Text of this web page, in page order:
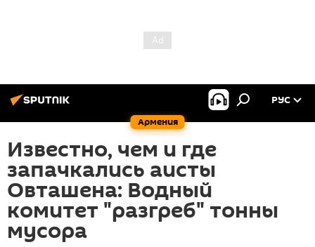
Армения
РУС
Известно, чем и где
запачкались аисты
Овташена: Водный
комитет "разгреб" тонны
мусора